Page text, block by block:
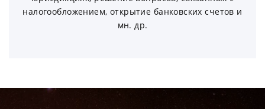
налогообложением, открытие банковских счетов и
мн. др.